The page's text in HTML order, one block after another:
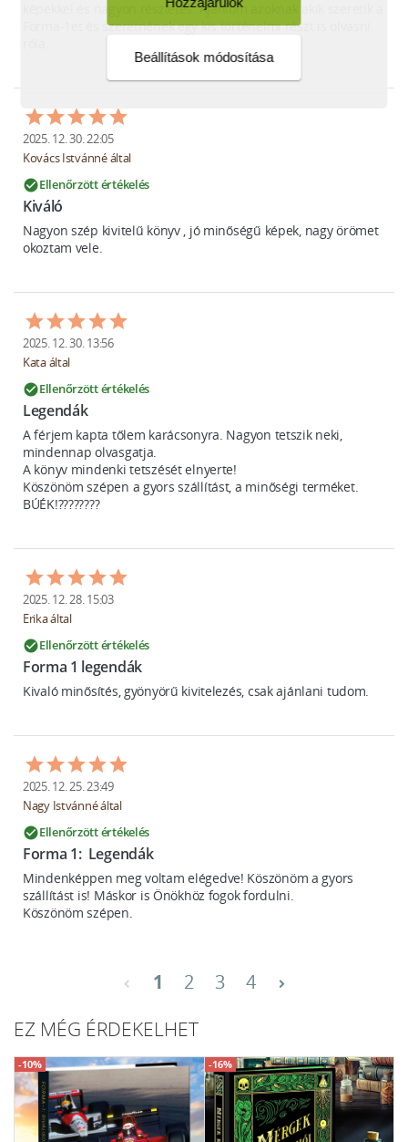
Beállítások módosítása
képekkel és nagyon részletes. Ajánlom azoknak akik szeretik a
Forma-1et és szeretnének egy kis történelmi részt is olvasni
2025. 12. 30. 22:05
Kovács Istvánné által
check_circleEllenőrzött értékelés
Kiváló
Nagyon szép kivitelű könyv , jó minőségű képek, nagy örömet
okoztam vele.
2025. 12. 30. 13:56
Kata által
check_circleEllenőrzött értékelés
Legendák
A férjem kapta tőlem karácsonyra. Nagyon tetszik neki,
mindennap olvasgatja.
A könyv mindenki tetszését elnyerte!
Köszönöm szépen a gyors szállítást, a minőségi terméket.
BÚÉK!????????
2025. 12. 28. 15:03
Erika által
check_circleEllenőrzött értékelés
Forma 1 legendák
Kivaló minősítés, gyönyörű kivitelezés, csak ajánlani tudom.
2025. 12. 25. 23:49
Nagy Istvánné által
check_circleEllenőrzött értékelés
Forma 1:  Legendák
Mindenképpen meg voltam elégedve! Köszönöm a gyors
szállítást is! Máskor is Önökhöz fogok fordulni.
Köszönöm szépen.
chevron_left 1 2 3 4 chevron_right
EZ MÉG ÉRDEKELHET
-10% -16%